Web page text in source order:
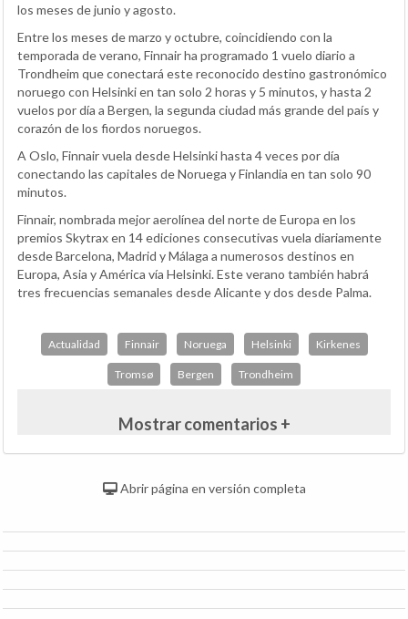
los meses de junio y agosto.
Entre los meses de marzo y octubre, coincidiendo con la
temporada de verano, Finnair ha programado 1 vuelo diario a
Trondheim que conectará este reconocido destino gastronómico
noruego con Helsinki en tan solo 2 horas y 5 minutos, y hasta 2
vuelos por día a Bergen, la segunda ciudad más grande del país y
corazón de los fiordos noruegos.
A Oslo, Finnair vuela desde Helsinki hasta 4 veces por día
conectando las capitales de Noruega y Finlandia en tan solo 90
minutos.
Finnair, nombrada mejor aerolínea del norte de Europa en los
premios Skytrax en 14 ediciones consecutivas vuela diariamente
desde Barcelona, Madrid y Málaga a numerosos destinos en
Europa, Asia y América vía Helsinki. Este verano también habrá
tres frecuencias semanales desde Alicante y dos desde Palma.
Actualidad Finnair Noruega Helsinki Kirkenes
Tromsø Bergen Trondheim
Mostrar comentarios +
Abrir página en versión completa